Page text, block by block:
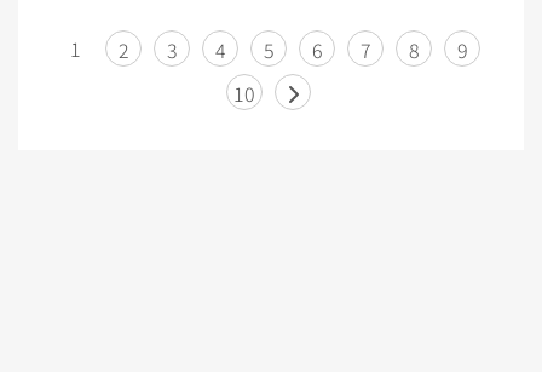
1 2 3 4 5 6 7 8
9
10